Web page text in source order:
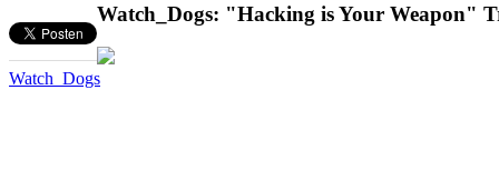
Watch_Dogs: "Hacking is Your Weapon"
Watch_Dogs